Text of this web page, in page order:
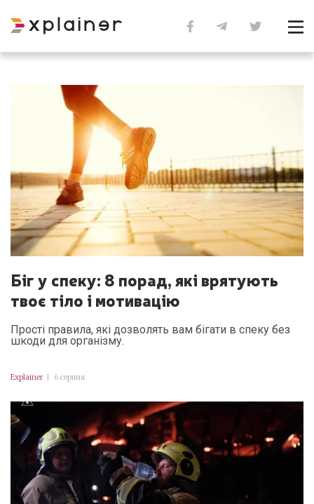
Біг у спеку: 8 порад, які врятують
твоє тіло і мотивацію
Прості правила, які дозволять вам бігати в спеку без
шкоди для організму.
Explainer 6 серпня